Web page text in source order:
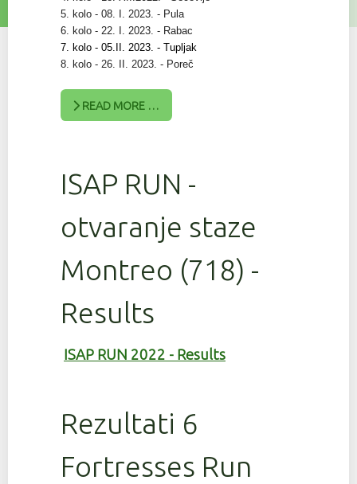
5. kolo - 08. I. 2023. - Pula
6. kolo - 22. I. 2023. - Rabac
7. kolo - 05.II. 2023. - Tupljak
8. kolo - 26. II. 2023. - Poreč
READ MORE …
ISAP RUN -
otvaranje staze
Montreo (718) -
Results
ISAP RUN 2022 - Results
Rezultati 6
Fortresses Run